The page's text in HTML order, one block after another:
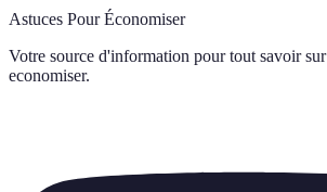
Astuces Pour Économiser
Votre source d'information pour tout savoir sur
economiser.